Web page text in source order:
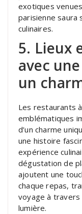
exotiques
parisienne
culinaires.
5. Lieux
avec
un
Les restaurants
emblématiques
d’un charme
une histoire
expérience
dégustation de
ajoutent une
chaque repas,
voyage à travers
lumière.